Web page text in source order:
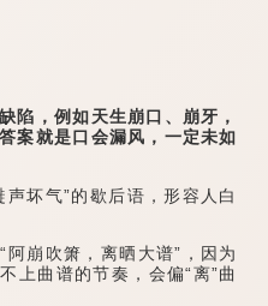
，例如天生崩口、崩牙，
案就是口会漏风，一定未如
坏气”的歇后语，形容人白
崩吹箫，离晒大谱”，因为
上曲谱的节奏，会偏“离”曲